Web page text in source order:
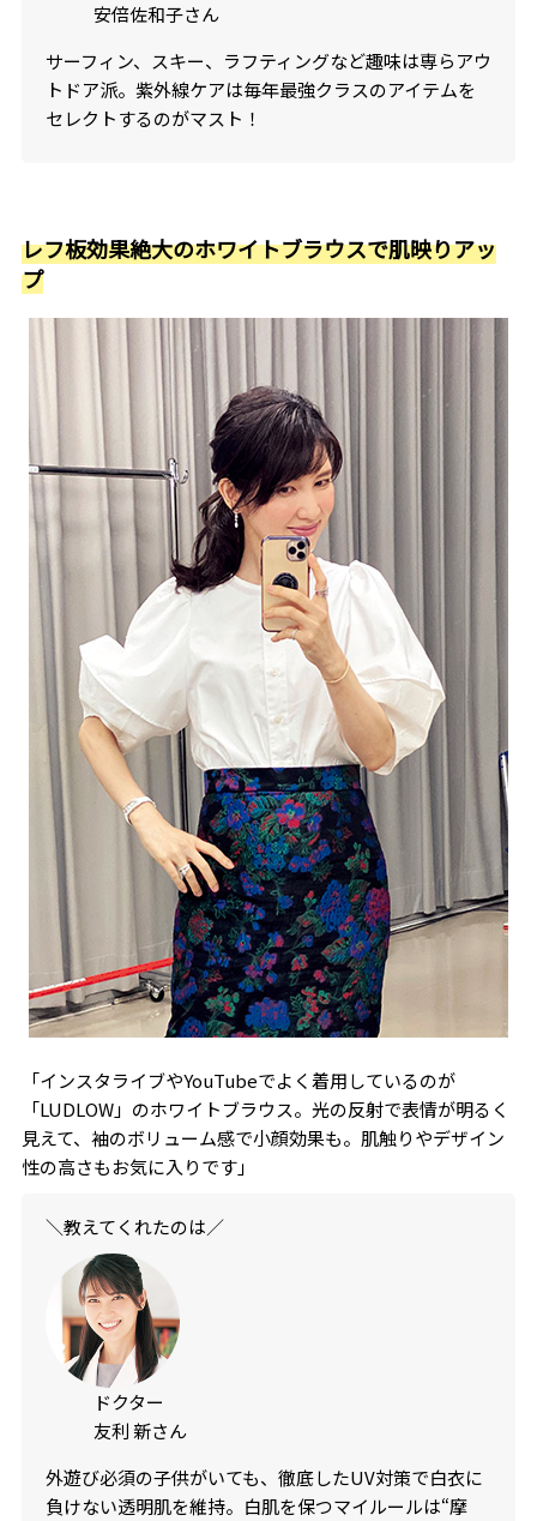
安倍佐和子さん
サーフィン、スキー、ラフティングなど趣味は専らアウ
トドア派。紫外線ケアは毎年最強クラスのアイテムを
セレクトするのがマスト！
レフ板効果絶大のホワイトブラウスで肌映りアッ
プ
「インスタライブやYouTubeでよく着用しているのが
「LUDLOW」のホワイトブラウス。光の反射で表情が明るく
見えて、袖のボリューム感で小顔効果も。肌触りやデザイン
性の高さもお気に入りです」
＼教えてくれたのは／
ドクター
友利 新さん
外遊び必須の子供がいても、徹底したUV対策で白衣に
負けない透明肌を維持。白肌を保つマイルールは“摩